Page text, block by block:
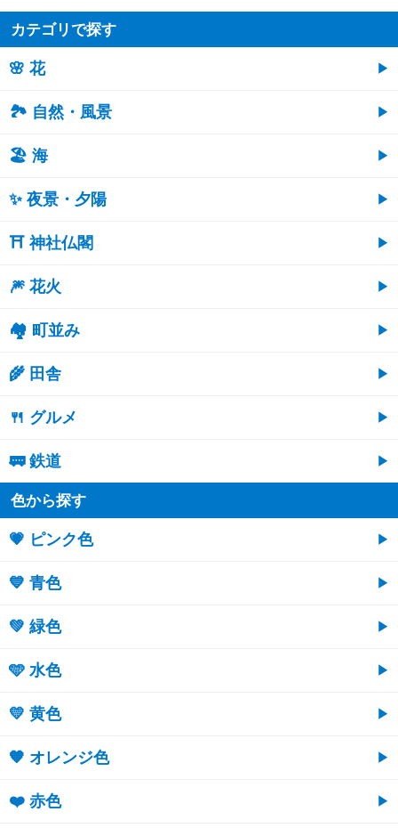
カテゴリで探す
🌸 花
🏞️ 自然・風景
🏖 海
✨ 夜景・夕陽
⛩ 神社仏閣
🎆 花火
🏘 町並み
🌾 田舎
🍴 グルメ
🚃 鉄道
色から探す
💗 ピンク色
💙 青色
💚 緑色
🩵 水色
💛 黄色
🧡 オレンジ色
❤️ 赤色